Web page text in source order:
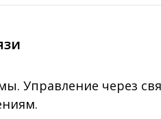
Управление через